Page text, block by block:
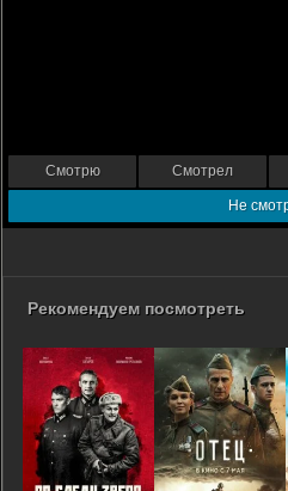
Смотрю Смотрел
Не
Рекомендуем посмотреть